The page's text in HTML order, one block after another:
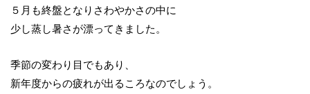
５月も終盤となりさわやかさの中に
少し蒸し暑さが漂ってきました。
季節の変わり目でもあり、
新年度からの疲れが出るころなのでしょう。